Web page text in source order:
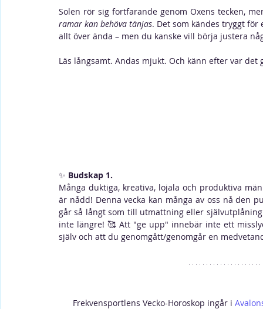
Solen rör sig fortfarande genom Oxens tecken,
ramar kan behöva tänjas. Det som kändes tryggt
allt över ända – men du kanske vill börja justera
Läs långsamt. Andas mjukt. Och känn efter var
✨ Budskap 1.
Många duktiga, kreativa, lojala och produktiva
är nådd! Denna vecka kan många av oss nå den
går så långt som till utmattning eller
inte längre! 🥰 Att "ge upp" innebär inte ett
själv och att du genomgått/genomgår en
Frekvensportlens Vecko-Horoskop ingår i